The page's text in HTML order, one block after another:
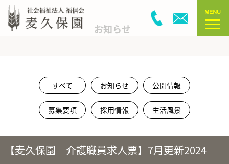
お知らせ
すべて お知らせ 公開情報
募集要項 採用情報 生活風景
【麦久保園 介護職員求人票】7月更新2024